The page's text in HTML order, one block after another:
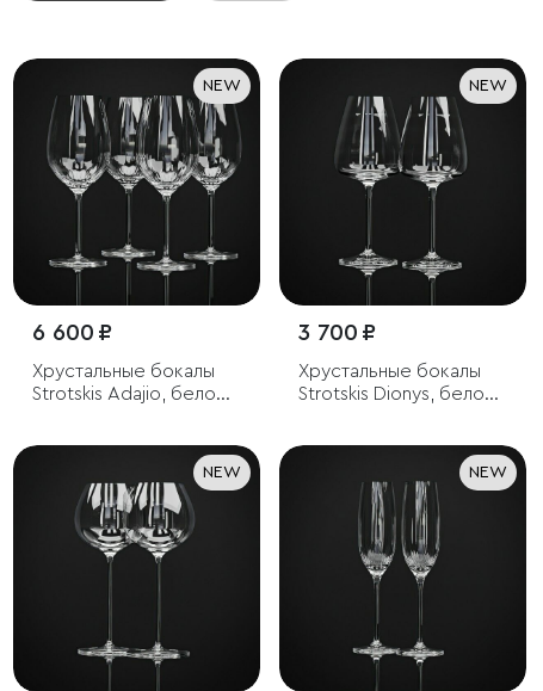
NEW
6 600 ₽
Хрустальные бокалы
Strotskis Adajio, белое
NEW
3 700 ₽
Хрустальные бокалы
Strotskis Dionys, белое
NEW NEW